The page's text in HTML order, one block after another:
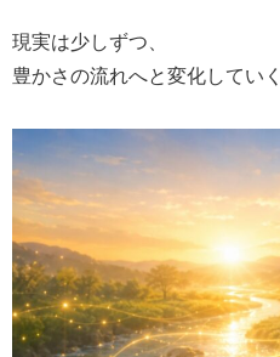
現実は少しずつ、
豊かさの流れへと変化してい